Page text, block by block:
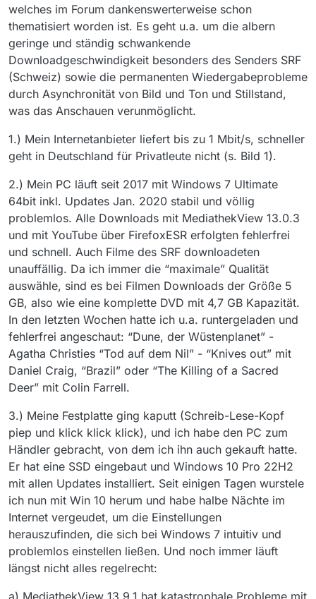
welches im Forum dankenswerterweise schon
thematisiert worden ist. Es geht u.a. um die albern
geringe und ständig schwankende
Downloadgeschwindigkeit besonders des Senders SRF
(Schweiz) sowie die permanenten Wiedergabeprobleme
durch Asynchronität von Bild und Ton und Stillstand,
was das Anschauen verunmöglicht.
1.) Mein Internetanbieter liefert bis zu 1 Mbit/s, schneller
geht in Deutschland für Privatleute nicht (s. Bild 1).
2.) Mein PC läuft seit 2017 mit Windows 7 Ultimate
64bit inkl. Updates Jan. 2020 stabil und völlig
problemlos. Alle Downloads mit MediathekView 13.0.3
und mit YouTube über FirefoxESR erfolgten fehlerfrei
und schnell. Auch Filme des SRF downloadeten
unauffällig. Da ich immer die “maximale” Qualität
auswähle, sind es bei Filmen Downloads der Größe 5
GB, also wie eine komplette DVD mit 4,7 GB Kapazität.
In den letzten Wochen hatte ich u.a. runtergeladen und
fehlerfrei angeschaut: “Dune, der Wüstenplanet” -
Agatha Christies “Tod auf dem Nil” - “Knives out” mit
Daniel Craig, “Brazil” oder “The Killing of a Sacred
Deer” mit Colin Farrell.
3.) Meine Festplatte ging kaputt (Schreib-Lese-Kopf
piep und klick klick klick), und ich habe den PC zum
Händler gebracht, von dem ich ihn auch gekauft hatte.
Er hat eine SSD eingebaut und Windows 10 Pro 22H2
mit allen Updates installiert. Seit einigen Tagen wurstele
ich nun mit Win 10 herum und habe halbe Nächte im
Internet vergeudet, um die Einstellungen
herauszufinden, die sich bei Windows 7 intuitiv und
problemlos einstellen ließen. Und noch immer läuft
längst nicht alles regelrecht:
a) MediathekView 13.9.1 hat katastrophale Probleme mit